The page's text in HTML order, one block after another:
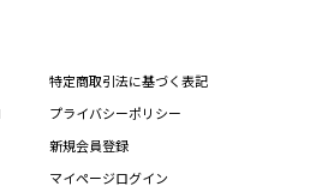
特定商取引法に基づく表記
プライバシーポリシー
新規会員登録
マイページログイン